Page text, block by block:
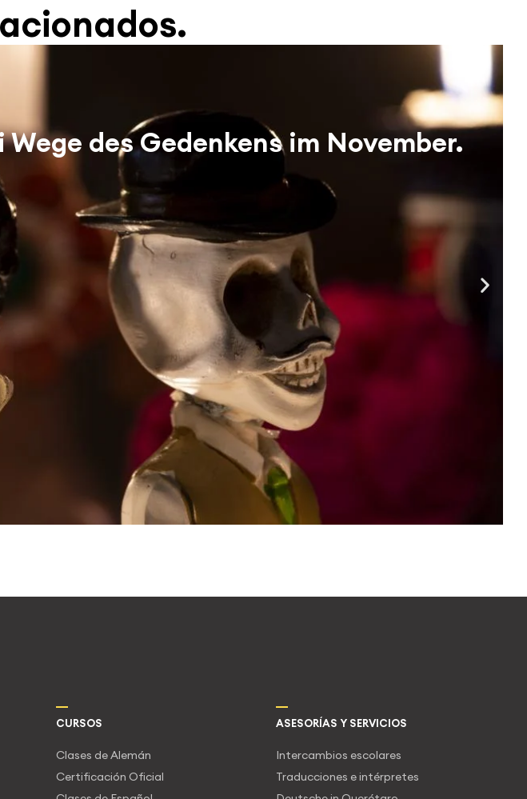
des Gedenkens im November.
CURSOS
Clases de Alemán
Certificación Oficial
ASESORÍAS Y SERVICIOS
Intercambios escolares
Traducciones e intérpretes